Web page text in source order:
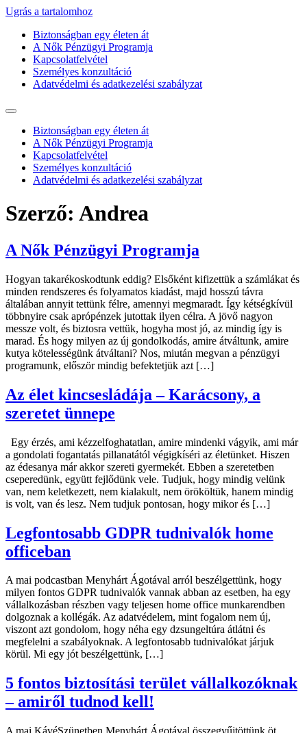
Ugrás a tartalomhoz
Biztonságban egy életen át
A Nők Pénzügyi Programja
Kapcsolatfelvétel
Személyes konzultáció
Adatvédelmi és adatkezelési szabályzat
Biztonságban egy életen át
A Nők Pénzügyi Programja
Kapcsolatfelvétel
Személyes konzultáció
Adatvédelmi és adatkezelési szabályzat
Szerző: Andrea
A Nők Pénzügyi Programja
Hogyan takarékoskodtunk eddig? Elsőként kifizettük a számlákat és
minden rendszeres és folyamatos kiadást, majd hosszú távra
általában annyit tettünk félre, amennyi megmaradt. Így kétségkívül
többnyire csak aprópénzek jutottak ilyen célra. A jövő nagyon
messze volt, és biztosra vettük, hogyha most jó, az mindig így is
marad. És hogy milyen az új gondolkodás, amire átváltunk, amire
kutya kötelességünk átváltani? Nos, miután megvan a pénzügyi
programunk, először mindig befektetjük azt […]
Az élet kincsesládája – Karácsony, a
szeretet ünnepe
Egy érzés, ami kézzelfoghatatlan, amire mindenki vágyik, ami már
a gondolati fogantatás pillanatától végigkíséri az életünket. Hiszen
az édesanya már akkor szereti gyermekét. Ebben a szeretetben
cseperedünk, együtt fejlődünk vele. Tudjuk, hogy mindig velünk
van, nem keletkezett, nem kialakult, nem örököltük, hanem mindig
is volt, van és lesz. Nem tudjuk pontosan, hogy mikor és […]
Legfontosabb GDPR tudnivalók home
officeban
A mai podcastban Menyhárt Ágotával arról beszélgettünk, hogy
milyen fontos GDPR tudnivalók vannak abban az esetben, ha egy
vállalkozásban részben vagy teljesen home office munkarendben
dolgoznak a kollégák. Az adatvédelem, mint fogalom nem új,
viszont azt gondolom, hogy néha egy dzsungeltúra átlátni és
megfelelni a szabályoknak. A legfontosabb tudnivalókat járjuk
körül. Mi egy jót beszélgettünk, […]
5 fontos biztosítási terület vállalkozóknak
– amiről tudnod kell!